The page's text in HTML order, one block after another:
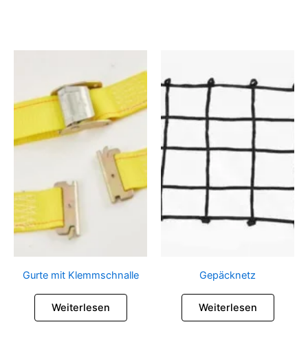
Gurte mit Klemmschnalle
Weiterlesen
Gepäcknetz
Weiterlesen